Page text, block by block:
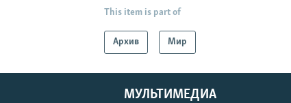
This item is part of
Архив Мир
МУЛЬТИМЕДИА